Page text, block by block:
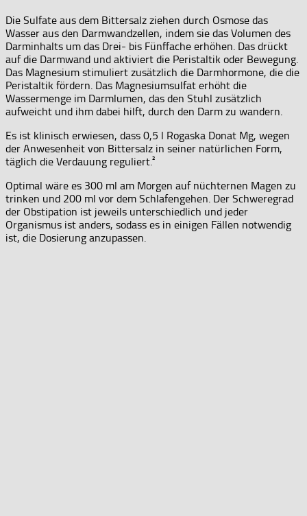
Die Sulfate aus dem Bittersalz ziehen durch Osmose das
Wasser aus den Darmwandzellen, indem sie das Volumen des
Darminhalts um das Drei- bis Fünffache erhöhen. Das drückt
auf die Darmwand und aktiviert die Peristaltik oder Bewegung.
Das Magnesium stimuliert zusätzlich die Darmhormone, die die
Peristaltik fördern. Das Magnesiumsulfat erhöht die
Wassermenge im Darmlumen, das den Stuhl zusätzlich
aufweicht und ihm dabei hilft, durch den Darm zu wandern.
Es ist klinisch erwiesen, dass 0,5 l Rogaska Donat Mg, wegen
der Anwesenheit von Bittersalz in seiner natürlichen Form,
täglich die Verdauung reguliert.²
Optimal wäre es 300 ml am Morgen auf nüchternen Magen zu
trinken und 200 ml vor dem Schlafengehen. Der Schweregrad
der Obstipation ist jeweils unterschiedlich und jeder
Organismus ist anders, sodass es in einigen Fällen notwendig
ist, die Dosierung anzupassen.